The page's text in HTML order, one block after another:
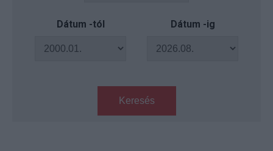
Dátum -tól Dátum -ig
Keresés